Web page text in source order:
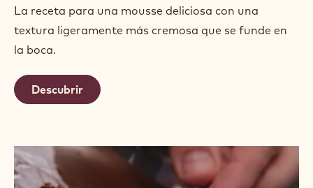
La receta para una mousse deliciosa con una
textura ligeramente más cremosa que se funde en
la boca.
Descubrir